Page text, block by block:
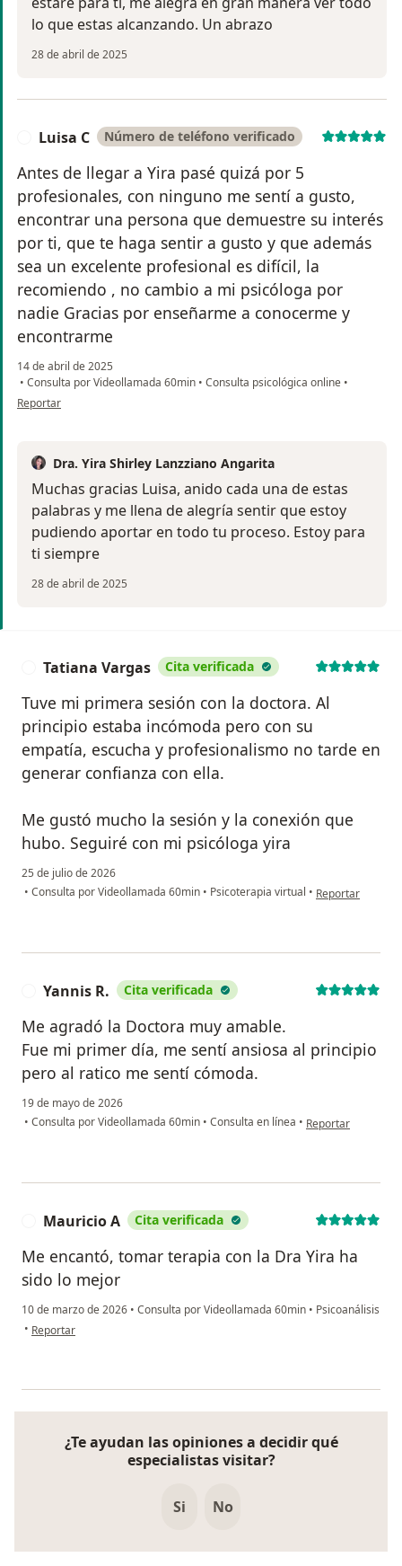
lo que estas alcanzando. Un abrazo
28 de abril de 2025
Luisa C Número de teléfono verificado
Antes de llegar a Yira pasé quizá por 5
profesionales, con ninguno me sentí a gusto,
encontrar una persona que demuestre su interés
por ti, que te haga sentir a gusto y que además
sea un excelente profesional es difícil, la
recomiendo , no cambio a mi psicóloga por
nadie Gracias por enseñarme a conocerme y
encontrarme
14 de abril de 2025
• Consulta por Videollamada 60min • Consulta psicológica online •
en opinión del usuario Luisa C
Reportar
Dra. Yira Shirley Lanzziano Angarita
Muchas gracias Luisa, anido cada una de estas
palabras y me llena de alegría sentir que estoy
pudiendo aportar en todo tu proceso. Estoy para
ti siempre
28 de abril de 2025
Tatiana Vargas Cita verificada
Tuve mi primera sesión con la doctora. Al
principio estaba incómoda pero con su
empatía, escucha y profesionalismo no tarde en
generar confianza con ella.
Me gustó mucho la sesión y la conexión que
hubo. Seguiré con mi psicóloga yira
25 de julio de 2026
• Consulta por Videollamada 60min • Psicoterapia virtual • en opinión del
Reportar
Yannis R. Cita verificada
Me agradó la Doctora muy amable.
Fue mi primer día, me sentí ansiosa al principio
pero al ratico me sentí cómoda.
19 de mayo de 2026
• Consulta por Videollamada 60min • Consulta en línea • en opinión del
Reportar
Mauricio A Cita verificada
Me encantó, tomar terapia con la Dra Yira ha
sido lo mejor
10 de marzo de 2026 • Consulta por Videollamada 60min • Psicoanálisis
• en opinión del usuario Mauricio A
Reportar
¿Te ayudan las opiniones a decidir qué
especialistas visitar?
Si No